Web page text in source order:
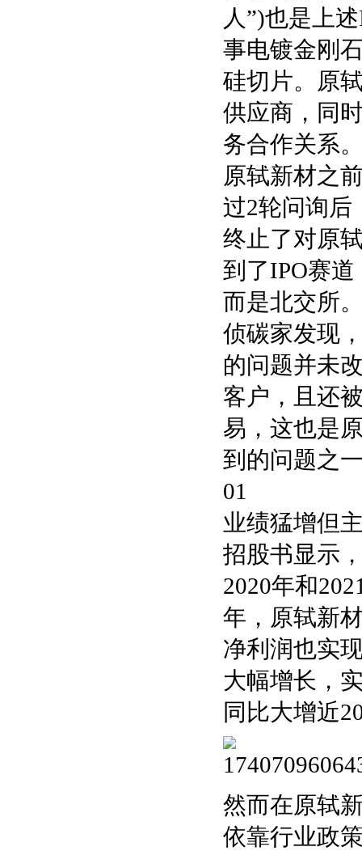
人”)也是上
事电镀金刚
硅切片。原
供应商，同
务合作关系
原轼新材之
过2轮问询后
终止了对原
到了IPO赛
而是北交所
侦碳家发现
的问题并未
客户，且还
易，这也是
到的问题之
01
业绩猛增但
招股书显示
2020年和
年，原轼新
净利润也实
大幅增长，
同比大增近
然而在原轼
依靠行业政